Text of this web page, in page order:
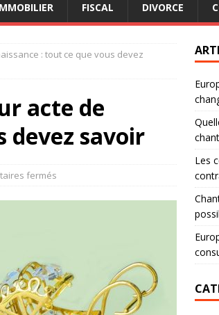
FISCAL DIVORCE
: tout ce que vous devez
acte de
devez savoir
fermés
Les